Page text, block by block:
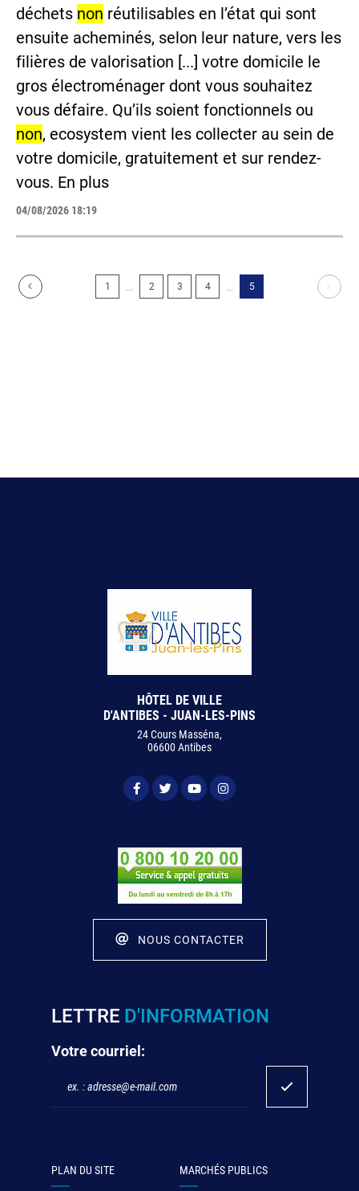
déchets non réutilisables en l’état qui sont
ensuite acheminés, selon leur nature, vers les
filières de valorisation [...] votre domicile le
gros électroménager dont vous souhaitez
vous défaire. Qu’ils soient fonctionnels ou
non, ecosystem vient les collecter au sein de
votre domicile, gratuitement et sur rendez-
vous. En plus
04/08/2026 18:19
1 2 3 4 5
HÔTEL DE VILLE
D'ANTIBES - JUAN-LES-PINS
24 Cours Masséna,
06600 Antibes
NOUS CONTACTER
LETTRE D'INFORMATION
Votre courriel:
PLAN DU SITE MARCHÉS PUBLICS